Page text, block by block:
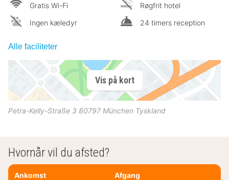
Gratis Wi-Fi
Ingen kæledyr
Røgfrit hotel
24 timers reception
Alle faciliteter
Vis på kort
Petra-Kelly-Straße 3 80797 München Tyskland
Hvornår vil du afsted?
Ankomst Afgang